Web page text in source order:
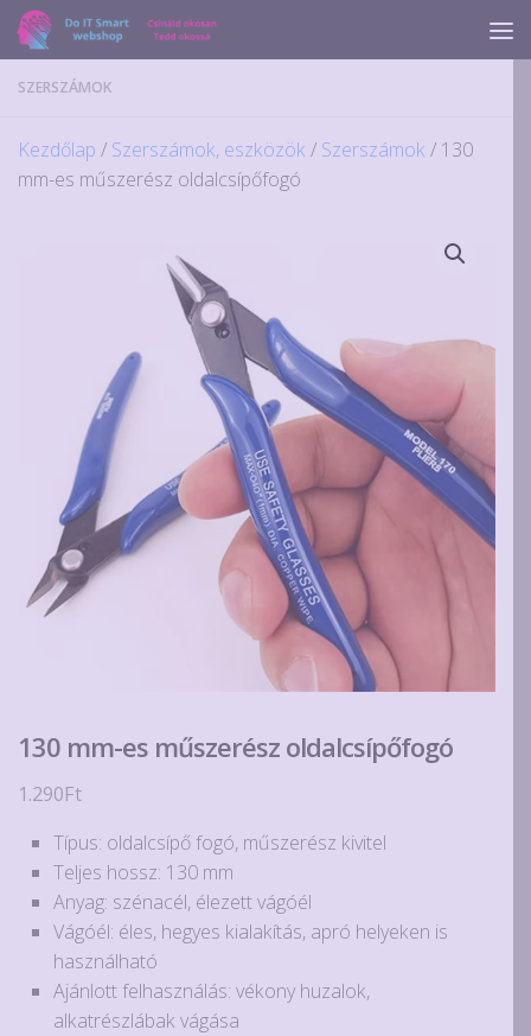
Skip to content
SZERSZÁMOK
Kezdőlap / Szerszámok, eszközök / Szerszámok / 130
mm-es műszerész oldalcsípőfogó
130 mm-es műszerész oldalcsípőfogó
1.290Ft
Típus: oldalcsípő fogó, műszerész kivitel
Teljes hossz: 130 mm
Anyag: szénacél, élezett vágóél
Vágóél: éles, hegyes kialakítás, apró helyeken is
használható
Ajánlott felhasználás: vékony huzalok,
alkatrészlábak vágása